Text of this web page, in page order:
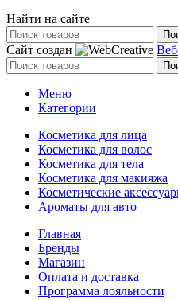
Найти на сайте
Сайт создан
Меню
Категории
Косметика для лица
Косметика для волос
Косметика для тела
Косметика для макияжа
Косметические
Ароматы для авто
Главная
Бренды
Магазин
Оплата и доставка
Программа лояльности